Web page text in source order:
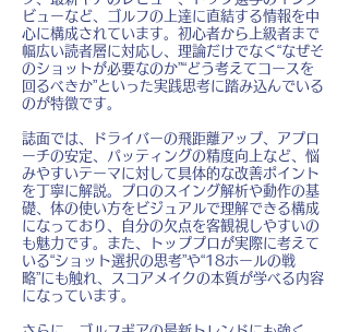
ビューなど、ゴルフの上達に直結する情報を中
心に構成されています。初心者から上級者まで
幅広い読者層に対応し、理論だけでなく“なぜそ
のショットが必要なのか”“どう考えてコースを
回るべきか”といった実践思考に踏み込んでいる
のが特徴です。
誌面では、ドライバーの飛距離アップ、アプロ
ーチの安定、パッティングの精度向上など、悩
みやすいテーマに対して具体的な改善ポイント
を丁寧に解説。プロのスイング解析や動作の基
礎、体の使い方をビジュアルで理解できる構成
になっており、自分の欠点を客観視しやすいの
も魅力です。また、トッププロが実際に考えて
いる“ショット選択の思考”や“18ホールの戦
略”にも触れ、スコアメイクの本質が学べる内容
になっています。